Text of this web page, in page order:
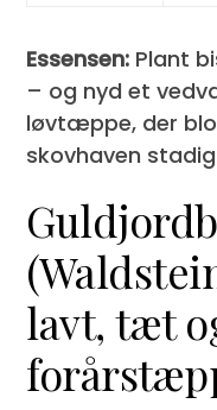
Essensen: Plant
– og nyd et
løvtæppe, der
skovhaven
lavt, tæt